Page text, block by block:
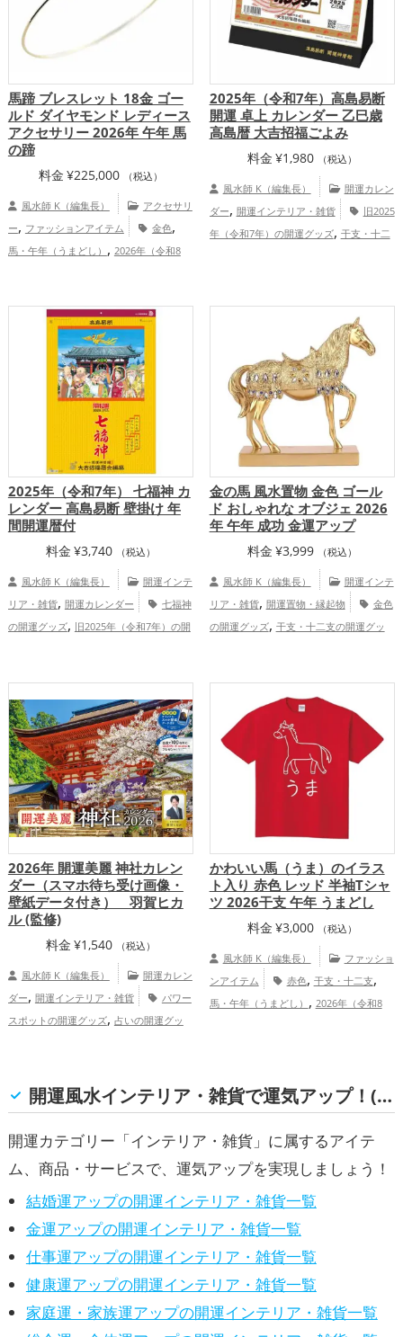
馬蹄 ブレスレット 18金 ゴー
ルド ダイヤモンド レディース
アクセサリー 2026年 午年 馬
の蹄
料金 ¥225,000 （税込）
風水師 K（編集長）
アクセサリ
ー, ファッションアイテム 金色,
馬・午年（うまどし） , 2026年（令和8
2025年（令和7年）高島易断
開運 卓上 カレンダー 乙巳歳
高島暦 大吉招福ごよみ
料金 ¥1,980 （税込）
風水師 K（編集長）
開運カレン
ダー, 開運インテリア・雑貨
旧2025
年（令和7年）の開運グッズ, 干支・十二
家庭運・家族
総合運・全体運アップ
2025年（令和7年） 七福神 カ
レンダー 高島易断 壁掛け 年
間開運暦付
料金 ¥3,740 （税込）
風水師 K（編集長）
開運インテ
リア・雑貨, 開運カレンダー
七福神
の開運グッズ, 旧2025年（令和7年）の開
アップ,結婚運アップ,金運アップ,仕事
運アップ,健康運アップ,家庭運・家族運
アップ,総合運・全体運アップ
金の馬 風水置物 金色 ゴール
ド おしゃれな オブジェ 2026
年 午年 成功 金運アップ
料金 ¥3,999 （税込）
風水師 K（編集長）
開運インテ
リア・雑貨, 開運置物・縁起物
金色
の開運グッズ, 干支・十二支の開運グッ
金運アップ
家庭運・家族運アップ
総合運・全体
運アップ
2026年 開運美麗 神社カレン
ダー（スマホ待ち受け画像・
壁紙データ付き） 羽賀ヒカ
ル (監修)
料金 ¥1,540 （税込）
風水師 K（編集長）
開運カレン
ダー, 開運インテリア・雑貨
パワー
スポットの開運グッズ, 占いの開運グッ
青森県, 島根県 , 東北地方 , 神奈
川県,佐賀県,京都府,関東地方,三重県,
福井県, ,静岡県 東海地方 , 和歌
, , ,
地方, 四国地方 , 九州地方
恋愛運ア
ップ,結婚運アップ, 金運アップ,仕事運
アップ,健康運アップ,家庭運・家族運ア
,
かわいい馬（うま）のイラス
ト入り 赤色 レッド 半袖Tシャ
ツ 2026干支 午年 うまどし
料金 ¥3,000 （税込）
風水師 K（編集長）
ファッショ
ンアイテム
赤色, 干支・十二支,
馬・午年（うまどし） , 2026年（令和8
開運風水インテリア・雑貨で運気アップ！(結婚運, 金運, 仕事運, 健康運, 家庭運・家族運, 総合運・全体運)
開運カテゴリー「インテリア・雑貨」に属するアイテ
ム、商品・サービスで、運気アップを実現しましょう！
結婚運アップの開運インテリア・雑貨一覧
金運アップの開運インテリア・雑貨一覧
仕事運アップの開運インテリア・雑貨一覧
健康運アップの開運インテリア・雑貨一覧
家庭運・家族運アップの開運インテリア・雑貨一覧